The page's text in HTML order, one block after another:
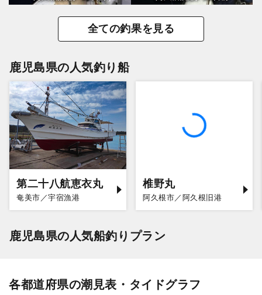
全ての釣果を見る
鹿児島県の人気釣り船
第二十八航恵衣丸
奄美市／宇宿漁港
椎野丸
阿久根市／阿久根旧港
鹿児島県の人気船釣りプラン
各都道府県の潮見表・タイドグラフ